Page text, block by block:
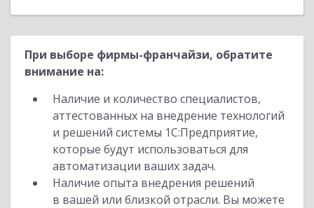
При выборе фирмы-франчайзи, обратите
внимание на:
Наличие и количество специалистов,
аттестованных на внедрение технологий
и решений системы 1С:Предприятие,
которые будут использоваться для
автоматизации ваших задач.
Наличие опыта внедрения решений
в вашей или близкой отрасли. Вы можете